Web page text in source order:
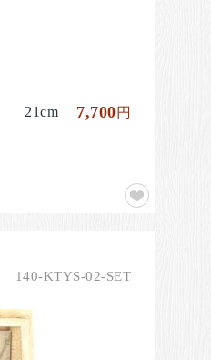
21cm 7,700円
140-KTYS-02-SET